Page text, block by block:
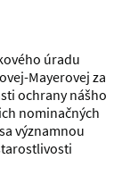
úradu
Mayerovej za
ochrany nášho
nominačných
významnou